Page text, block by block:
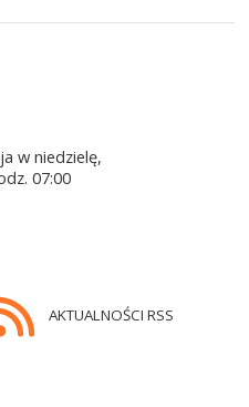
w niedzielę,
07:00
AKTUALNOŚCI RSS